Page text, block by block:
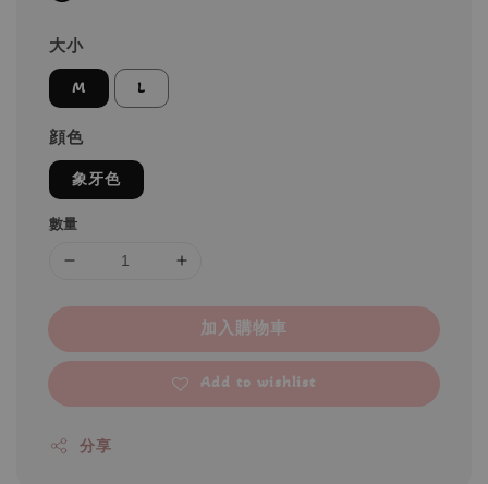
大小
M L
顔色
象牙色
數量
加入購物車
Add to wishlist
分享